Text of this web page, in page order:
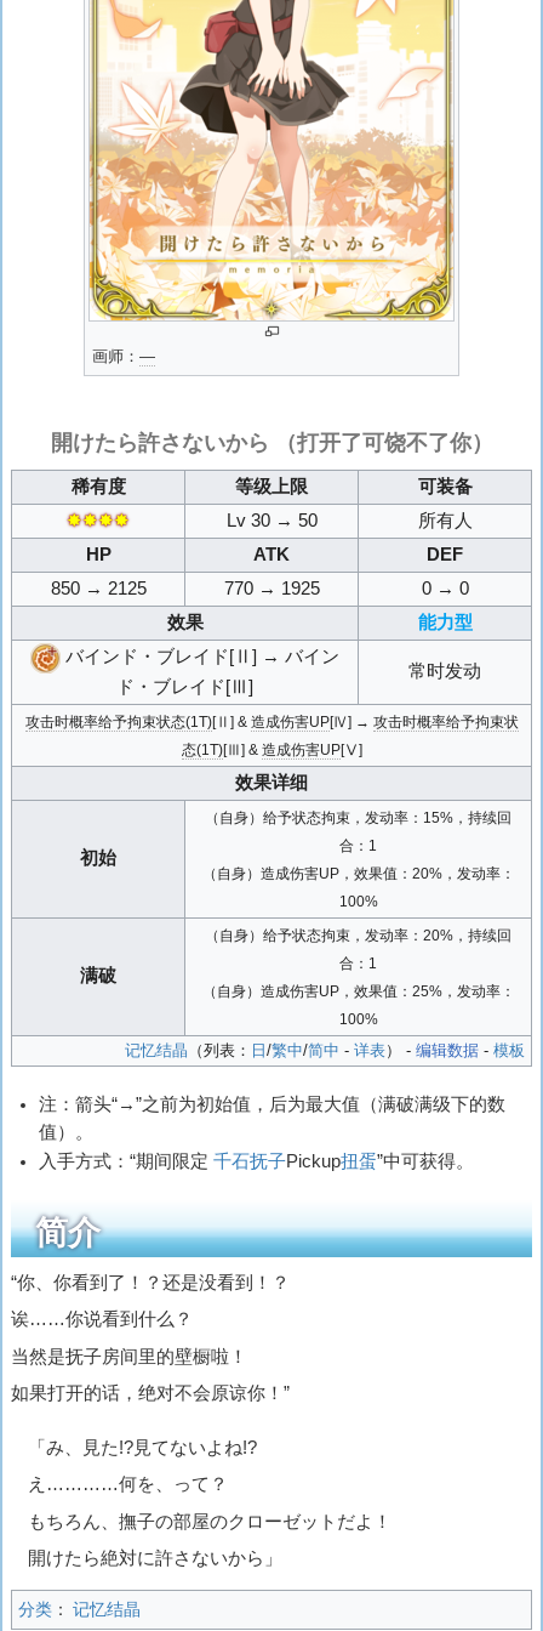
画师： ―
開けたら許さないから （打开了可饶不了你）
稀有度 等级上限
可装备
✸✸✸✸
Lv 30 → 50
所有人
HP
ATK
DEF
850 → 2125
770 → 1925
0 → 0
效果
能力型
バインド・ブレイド[Ⅱ] → バイン
ド・ブレイド[Ⅲ]
常时发动
攻击时概率给予拘束状态(1T)[Ⅱ] & 造成伤害UP[Ⅳ] → 攻击时概率给予拘束状
态(1T)[Ⅲ] & 造成伤害UP[Ⅴ]
效果详细
初始
（自身）给予状态拘束，发动率：15%，持续回
合：1
（自身）造成伤害UP，效果值：20%，发动率：
100%
满破
（自身）给予状态拘束，发动率：20%，持续回
合：1
（自身）造成伤害UP，效果值：25%，发动率：
100%
记忆结晶 （列表： 日 /繁中/简中 - 详表） - 编辑数据- 模板
注：箭头“→”之前为初始值，后为最大值（满破满级下的数
值）。
入手方式：“期间限定千石抚子Pickup扭蛋”中可获得。
简介
“你、你看到了！？还是没看到！？
诶……你说看到什么？
当然是抚子房间里的壁橱啦！
如果打开的话，绝对不会原谅你！”
「み、見た!?見てないよね!?
え…………何を、って？
もちろん、撫子の部屋のクローゼットだよ！
開けたら絶対に許さないから」
分类： 记忆结晶